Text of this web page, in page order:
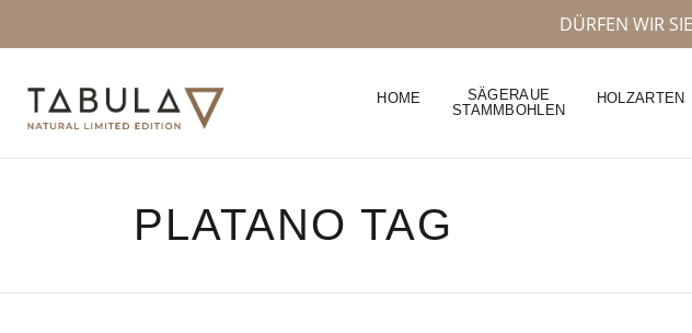
DÜRFEN WIR
HOME
SÄGERAUE
STAMMBOHLEN
HOLZARTEN
PLATANO TAG